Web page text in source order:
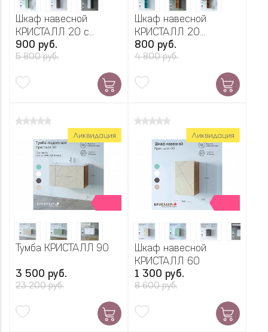
Шкаф навесной
КРИСТАЛЛ 20 с
дверью
900 руб.
5 800 руб.
Шкаф навесной
КРИСТАЛЛ 20
открытый
800 руб.
4 800 руб.
Тумба КРИСТАЛЛ 90
3 500 руб.
23 200 руб.
Шкаф навесной
КРИСТАЛЛ 60
1 300 руб.
8 600 руб.